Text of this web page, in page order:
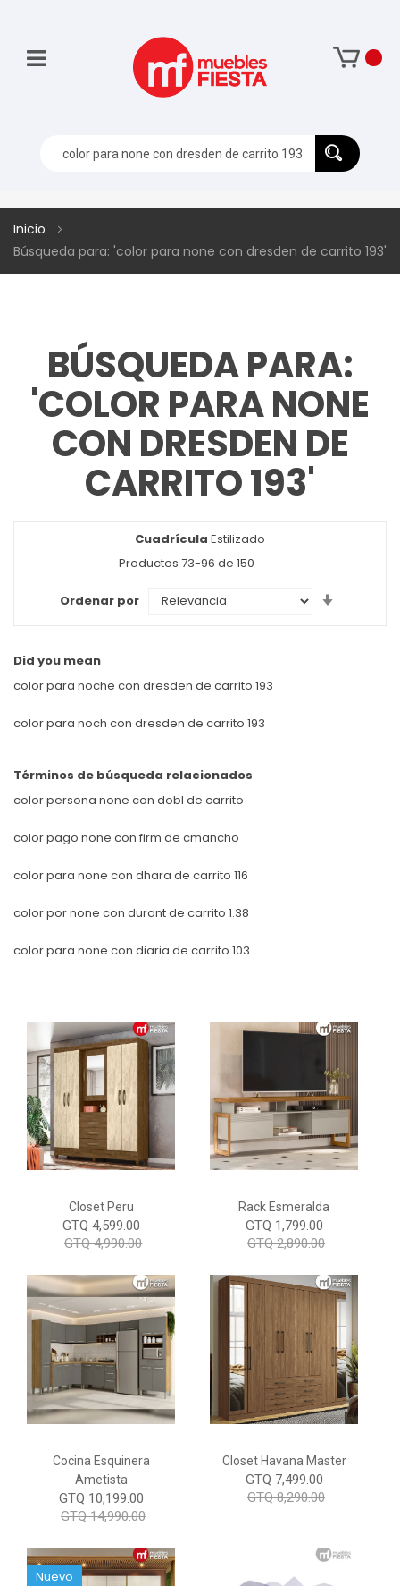
Inicio
Búsqueda para: 'color para none con dresden de carrito 193'
BÚSQUEDA PARA:
'COLOR PARA NONE
CON DRESDEN DE
CARRITO 193'
Ver
como
Cuadrícula Estilizado
Productos 73-96 de 150
Ordenar por
Did you mean
color para noche con dresden de carrito 193
color para noch con dresden de carrito 193
Términos de búsqueda relacionados
color persona none con dobl de carrito
color pago none con firm de cmancho
color para none con dhara de carrito 116
color por none con durant de carrito 1.38
color para none con diaria de carrito 103
Closet Peru
GTQ 4,599.00
GTQ 4,990.00
Rack Esmeralda
GTQ 1,799.00
GTQ 2,890.00
Cocina Esquinera
Ametista
GTQ 10,199.00
GTQ 14,990.00
Closet Havana Master
GTQ 7,499.00
GTQ 8,290.00
Nuevo